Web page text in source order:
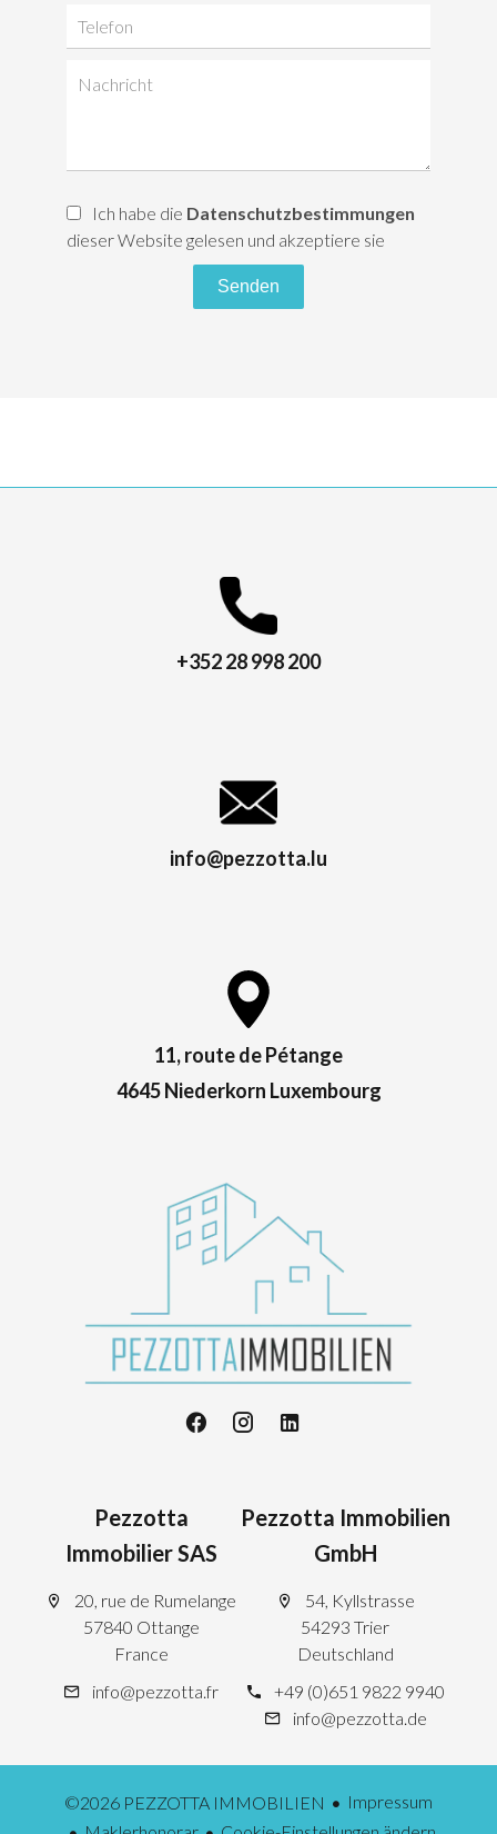
Ich habe die Datenschutzbestimmungen
dieser Website gelesen und akzeptiere sie
Senden
+352 28 998 200
info@pezzotta.lu
11, route de Pétange
4645 Niederkorn Luxembourg
Pezzotta
Immobilier SAS
20, rue de Rumelange
57840 Ottange
France
info@pezzotta.fr
Pezzotta Immobilien
GmbH
54, Kyllstrasse
54293 Trier
Deutschland
+49 (0)651 9822 9940
info@pezzotta.de
©2026 PEZZOTTA IMMOBILIEN
Impressum